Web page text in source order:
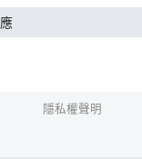
隱私權聲明